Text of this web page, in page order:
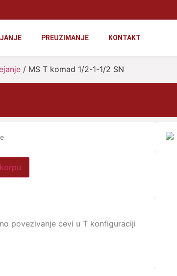
PREUZIMANJE KONTAKT
/ MS T komad 1/2-1-1/2 SN
povezivanje cevi u T konfiguraciji